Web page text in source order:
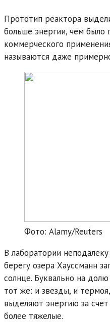
Прототип реактора
больше энергии, чем было
коммерческого
называются даже
Фото: Alamy/Reuters
В лаборатории
берегу озера Хауссманн
солнце. Буквально на
тот же: и звезды, и
выделяют энергию за
более тяжелые.